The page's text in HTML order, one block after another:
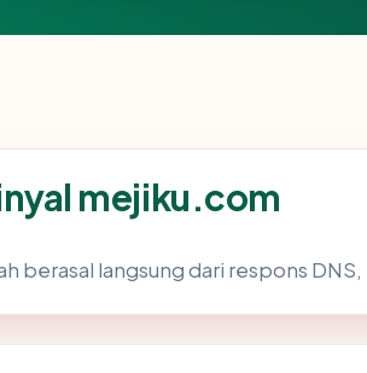
mejiku.com
berasal langsung dari respons DNS,